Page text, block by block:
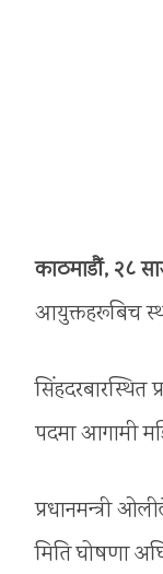
काठमाडौं, २८
आयुक्तहरूबिच
सिंहदरबारस्थित
पदमा आगामी
प्रधानमन्त्री
मिति घोषणा